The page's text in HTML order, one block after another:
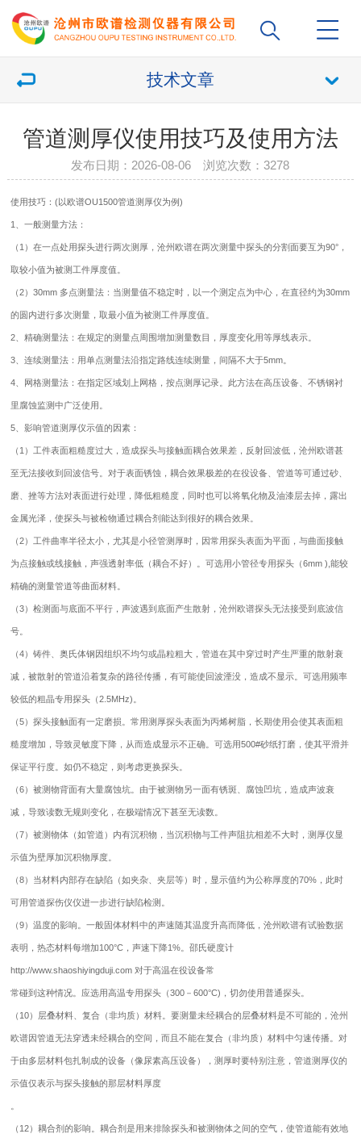
技术文章
管道测厚仪使用技巧及使用方法
发布日期：2026-08-06 浏览次数：3278
使用技巧：(以欧谱OU1500管道测厚仪为例)
1、一般测量方法：
（1）在一点处用探头进行两次测厚，沧州欧谱在两次测量中探头的分割面要互为90°，
取较小值为被测工件厚度值。
（2）30mm 多点测量法：当测量值不稳定时，以一个测定点为中心，在直径约为30mm
的圆内进行多次测量，取最小值为被测工件厚度值。
2、精确测量法：在规定的测量点周围增加测量数目，厚度变化用等厚线表示。
3、连续测量法：用单点测量法沿指定路线连续测量，间隔不大于5mm。
4、网格测量法：在指定区域划上网格，按点测厚记录。此方法在高压设备、不锈钢衬
里腐蚀监测中广泛使用。
5、影响管道测厚仪示值的因素：
（1）工件表面粗糙度过大，造成探头与接触面耦合效果差，反射回波低，沧州欧谱甚
至无法接收到回波信号。对于表面锈蚀，耦合效果极差的在役设备、管道等可通过砂、
磨、挫等方法对表面进行处理，降低粗糙度，同时也可以将氧化物及油漆层去掉，露出
金属光泽，使探头与被检物通过耦合剂能达到很好的耦合效果。
（2）工件曲率半径太小，尤其是小径管测厚时，因常用探头表面为平面，与曲面接触
为点接触或线接触，声强透射率低（耦合不好）。可选用小管径专用探头（6mm ),能较
精确的测量管道等曲面材料。
（3）检测面与底面不平行，声波遇到底面产生散射，沧州欧谱探头无法接受到底波信
号。
（4）铸件、奥氏体钢因组织不均匀或晶粒粗大，管道在其中穿过时产生严重的散射衰
减，被散射的管道沿着复杂的路径传播，有可能使回波湮没，造成不显示。可选用频率
较低的粗晶专用探头（2.5MHz)。
（5）探头接触面有一定磨损。常用测厚探头表面为丙烯树脂，长期使用会使其表面粗
糙度增加，导致灵敏度下降，从而造成显示不正确。可选用500#砂纸打磨，使其平滑并
保证平行度。如仍不稳定，则考虑更换探头。
（6）被测物背面有大量腐蚀坑。由于被测物另一面有锈斑、腐蚀凹坑，造成声波衰
减，导致读数无规则变化，在极端情况下甚至无读数。
（7）被测物体（如管道）内有沉积物，当沉积物与工件声阻抗相差不大时，测厚仪显
示值为壁厚加沉积物厚度。
（8）当材料内部存在缺陷（如夹杂、夹层等）时，显示值约为公称厚度的70%，此时
可用管道探伤仪仪进一步进行缺陷检测。
（9）温度的影响。一般固体材料中的声速随其温度升高而降低，沧州欧谱有试验数据
表明，热态材料每增加100°C，声速下降1%。邵氏硬度计
http://www.shaoshiyingduji.com 对于高温在役设备常
常碰到这种情况。应选用高温专用探头（300－600°C)，切勿使用普通探头。
（10）层叠材料、复合（非均质）材料。要测量未经耦合的层叠材料是不可能的，沧州
欧谱因管道无法穿透未经耦合的空间，而且不能在复合（非均质）材料中匀速传播。对
于由多层材料包扎制成的设备（像尿素高压设备），测厚时要特别注意，管道测厚仪的
示值仅表示与探头接触的那层材料厚度
。
（12）耦合剂的影响。耦合剂是用来排除探头和被测物体之间的空气，使管道能有效地